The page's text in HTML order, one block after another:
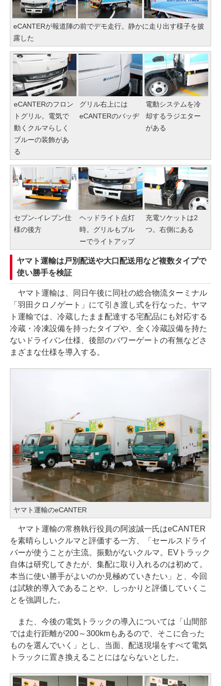
eCANTERが報道陣の前でデモ走行。静かに走り出す様子を披
露した
eCANTERのフロン
トグリル。電気で
動くクルマらしく
ブルーの装飾があ
る
グリル右上には
eCANTERのバッヂ
電動システムを冷
却するラジエター
がある
セブン-イレブン仕
様の後方
ヘッドライト点灯
時。グリルもブル
ーでライトアップ
充電ソケットは2
つ。右側にある
ヤマト運輸は戸別配送や大口配送用など複数タイプで
使い勝手を検証
ヤマト運輸は、同日午後に同社の総合物流ターミナル
「羽田クロノゲート」にて引き渡し式を行なった。ヤマ
ト運輸では、冷蔵したまま配達する宅配品にも対応する
冷蔵・冷凍設備を持ったタイプや、全く冷蔵設備を持た
ないドライバン仕様、後部のパワーゲートの有無などさ
まざまな仕様を導入する。
ヤマト運輸のeCANTER
ヤマト運輸の常務執行役員の阿波誠一氏はeCANTER
を素晴らしいクルマと評価する一方、「セールスドライ
バーが使うことが主流。振動がないクルマ。EVトラック
自体は研究してきたが、集配に取り入れるのは初めて。
本当に使い勝手がよいのか見極めていきたい」と、今回
は試験的導入であることや、しっかりと評価していくこ
とを強調した。
また、今後の電気トラックの導入については「山間部
では走行距離が200～300kmもあるので、そこに合った
ものを選んでいく」とし、当面、配送現場をすべて電気
トラックに置き換えることにはならないとした。